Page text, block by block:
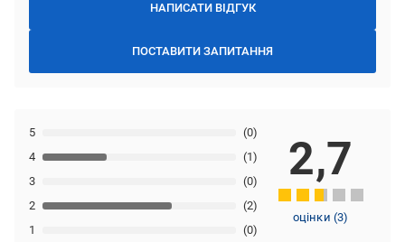
НАПИСАТИ ВІДГУК
ПОСТАВИТИ ЗАПИТАННЯ
1 (0)
2 (2)
3 (0)
4 (1)
5 (0)
2,7
оцінки(3)